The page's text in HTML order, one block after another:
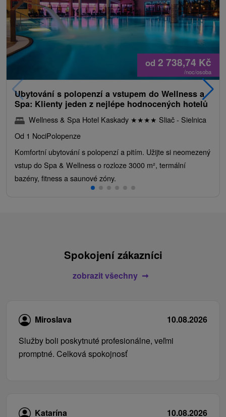
od 2 738,74 Kč
/noc/osoba
Ubytování s polopenzí a vstupem do Wellness a
Spa: Klienty jeden z nejlépe hodnocených hotelů
Wellness & Spa Hotel Kaskady ★★★★ Sliač - Sielnica
Od 1 NociPolopenze
Komfortní ubytování s polopenzí a pitím. Užijte si neomezený
vstup do Spa & Wellness o rozloze 3000 m², termální
bazény, fitness a saunové zóny.
Spokojení zákazníci
zobrazit všechny
Miroslava
10.08.2026
Služby boli poskytnuté profesionálne, veľmi
promptné. Celková spokojnosť
Katarína
10.08.2026